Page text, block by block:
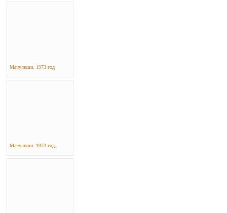
Мачулиши. 1973 год
Мачулиши. 1973 год.